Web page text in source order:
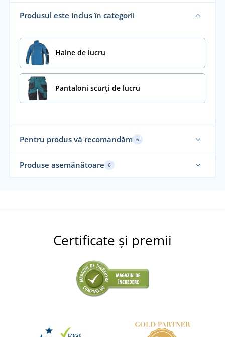
Produsul este inclus în categorii
Haine de lucru
Pantaloni scurți de lucru
Pentru produs vă recomandăm 6
Bluză de lucru CREMORNE
Produse asemănătoare 6
Certificate și premii